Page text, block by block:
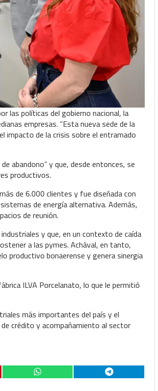
las políticas del gobierno nacional, la
empresas. “Esta nueva sede de la
impacto de la crisis sobre el entramado
abandono” y que, desde entonces, se
productivos.
de 6.000 clientes y fue diseñada con
de energía alternativa. Además,
de reunión.
y que, en un contexto de caída
a las pymes. Achával, en tanto,
productivo bonaerense y genera sinergia
ILVA Porcelanato, lo que le permitió
más importantes del país y el
crédito y acompañamiento al sector